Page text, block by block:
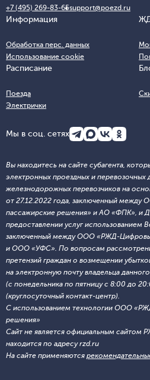
+7 (495) 269-83-65support@poezd.ru
Информация
Обработка перс. данных
Использование cookie
Расписание
Поезда
Электрички
Мы в соц. сетях
Вы находитесь на сайте субагента,
электронных проездных и перевозочных
железнодорожных перевозчиков на
от 27.12.2022 года, заключенный
пассажирские решения» и АО «ФПК», и
предоставлении услуг использованием
заключенный между ООО «РЖД-
и ООО «УФС». По вопросам
претензий граждан о возмещении
на электронную почту владельца
(с понедельника по пятницу с 8:00 до
(круглосуточный контакт-центр).
С использованием технологии ООО
решения»
Сайт не является официальным сайтом
находится по адресу rzd.ru
На сайте применяются